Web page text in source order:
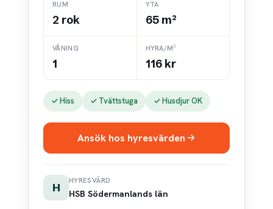
RUM
2 rok
YTA
65 m²
VÅNING
1
HYRA/M²
116 kr
✓ Hiss ✓ Tvättstuga ✓ Husdjur OK
Ansök hos hyresvärden
H
HYRESVÄRD
HSB Södermanlands län